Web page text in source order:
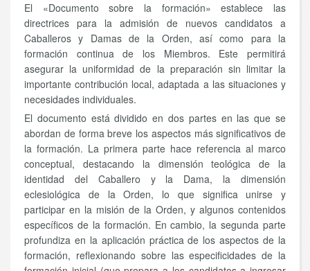
El «Documento sobre la formación» establece las
directrices para la admisión de nuevos candidatos a
Caballeros y Damas de la Orden, así como para la
formación continua de los Miembros. Este permitirá
asegurar la uniformidad de la preparación sin limitar la
importante contribución local, adaptada a las situaciones y
necesidades individuales.
El documento está dividido en dos partes en las que se
abordan de forma breve los aspectos más significativos de
la formación. La primera parte hace referencia al marco
conceptual, destacando la dimensión teológica de la
identidad del Caballero y la Dama, la dimensión
eclesiológica de la Orden, lo que significa unirse y
participar en la misión de la Orden, y algunos contenidos
específicos de la formación. En cambio, la segunda parte
profundiza en la aplicación práctica de los aspectos de la
formación, reflexionando sobre las especificidades de la